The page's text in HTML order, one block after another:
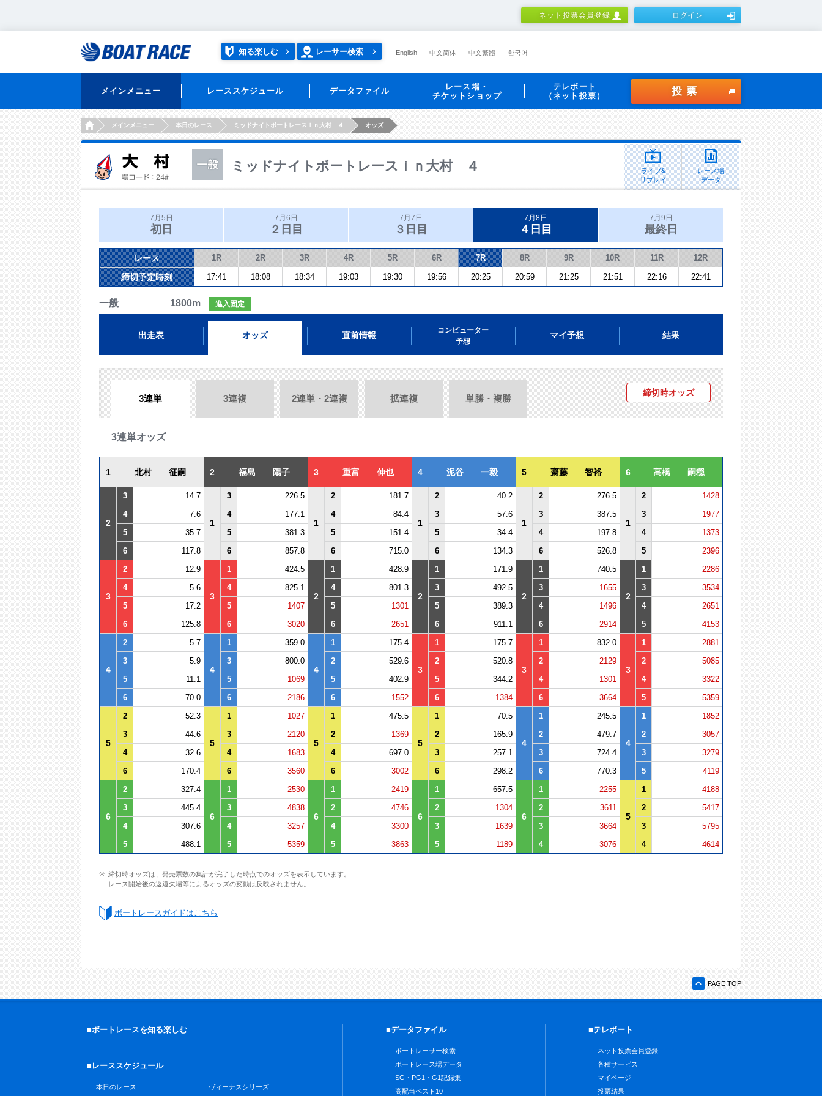
ネット投票会員登録 ログイン
知る楽しむ レーサー検索 English 中文简体 中文繁體 한국어
メインメニュー レーススケジュール データファイル
レース場・
チケットショップ
テレボート
（ネット投票）
投票
HOMEメインメニュー 本日のレース ミッドナイトボートレースｉｎ大村 ４ オッズ
ミッドナイトボートレースｉｎ大村 ４
ライブ&
リプレイ
レース場
データ
7月5日
初日
7月6日
２日目
7月7日
３日目
7月8日
４日目
7月9日
最終日
レース 1R 2R 3R 4R 5R 6R 7R 8R 9R 10R 11R 12R
締切予定時刻 17:41 18:08 18:34 19:03 19:30 19:56 20:25 20:59 21:25 21:51 22:16 22:41
一般 1800m 進入固定
出走表 オッズ 直前情報
コンピューター
予想
マイ予想 結果
3連単 3連複 2連単・2連複 拡連複 単勝・複勝
締切時オッズ
3連単オッズ
1 北村 征嗣 2 福島 陽子 3 重富 伸也 4 泥谷 一毅 5 齋藤 智裕 6 高橋 嗣穏
2
3 14.7
1
3 226.5
1
2 181.7
1
2 40.2
1
2 276.5
1
2
1428
4
7.6 4 177.1 4 84.4 3 57.6 3 387.5 3
1977
5
35.7 5 381.3 5 151.4 5 34.4 4 197.8 4
1373
6
117.8 6 857.8 6 715.0 6 134.3 6 526.8 5 2396
3
2 12.9
3
1 424.5
2
1 428.9
2
1 171.9
2
1 740.5
2
1
2286
4
5.6 4 825.1 4 801.3 3 492.5 3 1655 3
3534
5
17.2 5 1407 5 1301 5 389.3 4 1496 4
2651
6
125.8 6 3020 6 2651 6 911.1 6 2914 5 4153
4
2 5.7
4
1 359.0
4
1 175.4
3
1 175.7
3
1 832.0
3
1
2881
3
5.9 3 800.0 2 529.6 2 520.8 2 2129 2
5085
5
11.1 5 1069 5 402.9 5 344.2 4 1301 4
3322
6
70.0 6 2186 6 1552 6 1384 6 3664 5 5359
5
2 52.3
5
1 1027
5
1 475.5
5
1 70.5
4
1 245.5
4
1
1852
3
44.6 3 2120 2 1369 2 165.9 2 479.7 2
3057
4
32.6 4 1683 4 697.0 3 257.1 3 724.4 3
3279
6
170.4 6 3560 6 3002 6 298.2 6 770.3 5 4119
6
2 327.4
6
1 2530
6
1 2419
6
1 657.5
6
1 2255
5
1
4188
3
445.4 3 4838 2 4746 2 1304 2 3611 2
5417
4
307.6 4 3257 4 3300 3 1639 3 3664 3
5795
5
488.1 5 5359 5 3863 5 1189 4 3076 4 4614
締切時オッズは、発売票数の集計が完了した時点でのオッズを表示しています。
レース開始後の返還欠場等によるオッズの変動は反映されません。
ボートレースガイドはこちら
PAGE TOP
■ボートレースを知る楽しむ
■レーススケジュール
本日のレース ヴィーナスシリーズ
■データファイル
ボートレーサー検索
ボートレース場データ
SG・PG1・G1記録集
高配当ベスト10
■テレボート
ネット投票会員登録
各種サービス
マイページ
投票結果